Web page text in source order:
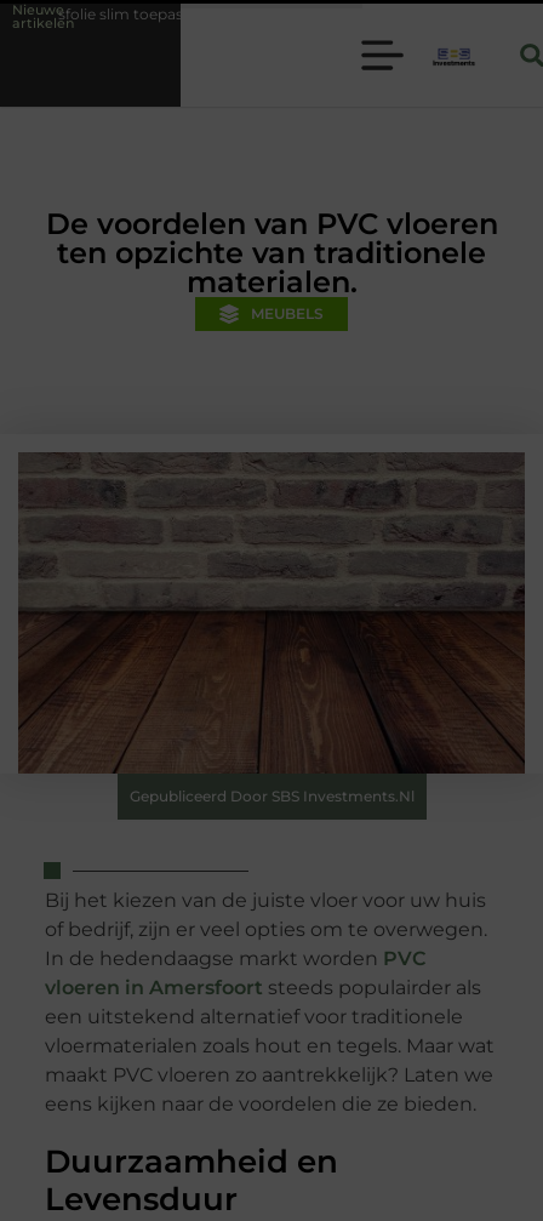
Nieuwe
artikelenbinnen moderne folie techniek
De voordelen van PVC vloeren
ten opzichte van traditionele
materialen.
MEUBELS
Gepubliceerd Door SBS Investments.nl
Bij het kiezen van de juiste vloer voor uw huis
of bedrijf, zijn er veel opties om te overwegen.
In de hedendaagse markt worden PVC
vloeren in Amersfoort steeds populairder als
een uitstekend alternatief voor traditionele
vloermaterialen zoals hout en tegels. Maar wat
maakt PVC vloeren zo aantrekkelijk? Laten we
eens kijken naar de voordelen die ze bieden.
Duurzaamheid en
Levensduur